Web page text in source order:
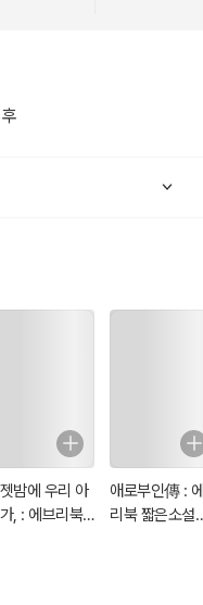
밤에 우리 아
, : 에브리북
애로부인傳 :
리북 짧은소설